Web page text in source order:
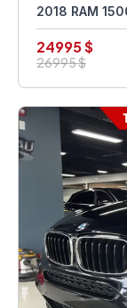
2018 RAM
24995 $
26995 $